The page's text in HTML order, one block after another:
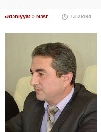
Ədəbiyyat » Nəsr 13 июня